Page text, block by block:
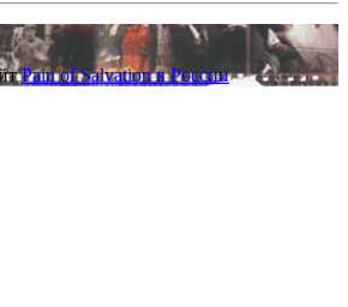
Pain of Salvation в России